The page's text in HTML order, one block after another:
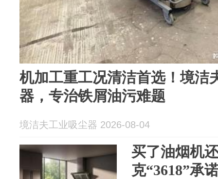
机加工重工况清洁首选！境洁
器，专治铁屑油污难题
境洁夫工业吸尘器 2026-08-04
买了油烟机
克“3618”承